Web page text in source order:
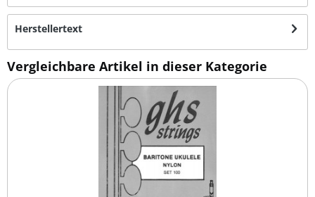
Herstellertext
Vergleichbare Artikel in dieser Kategorie